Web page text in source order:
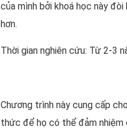
của mình bởi khoá học này
hơn.
Thời gian nghiên cứu: Từ 2-3
Chương trình này cung cấp
thức để họ có thể đảm nhiệm